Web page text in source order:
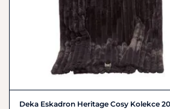
Deka Eskadron Heritage Cosy Kolekce